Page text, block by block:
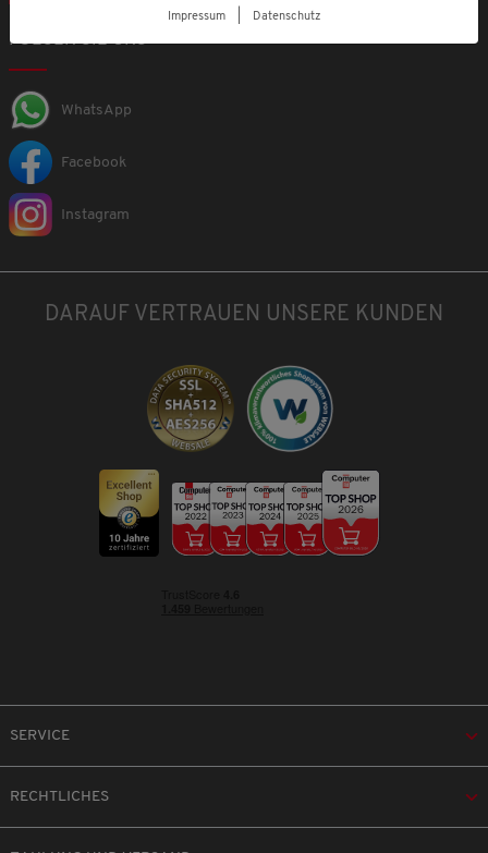
FOLGEN SIE UNS
WhatsApp
Facebook
Instagram
DARAUF VERTRAUEN UNSERE KUNDEN
SERVICE
RECHTLICHES
Impressum Datenschutz